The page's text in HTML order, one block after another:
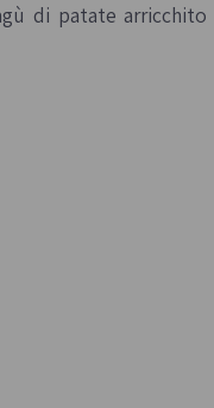
di patate arricchito